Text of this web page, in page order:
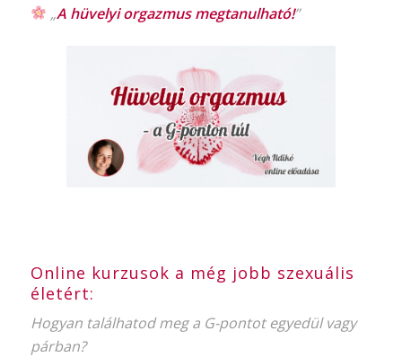
„A hüvelyi orgazmus megtanulható!”
Online kurzusok a még jobb szexuális
életért:
Hogyan találhatod meg a G-pontot egyedül vagy
párban?